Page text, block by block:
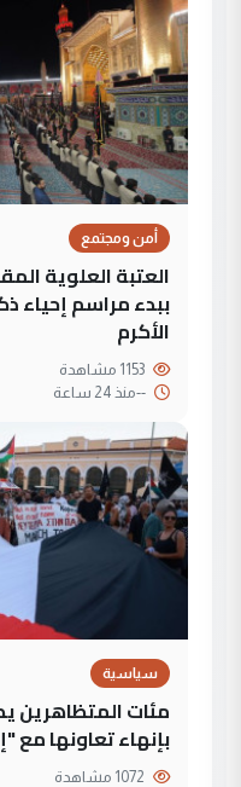
أمن ومجتمع
العتبة العلوية
ببدء مراسم إحياء
الأكرم
--منذ 24 ساعة
سياسية
مئات المتظاهرين
بإنهاء تعاونها مع